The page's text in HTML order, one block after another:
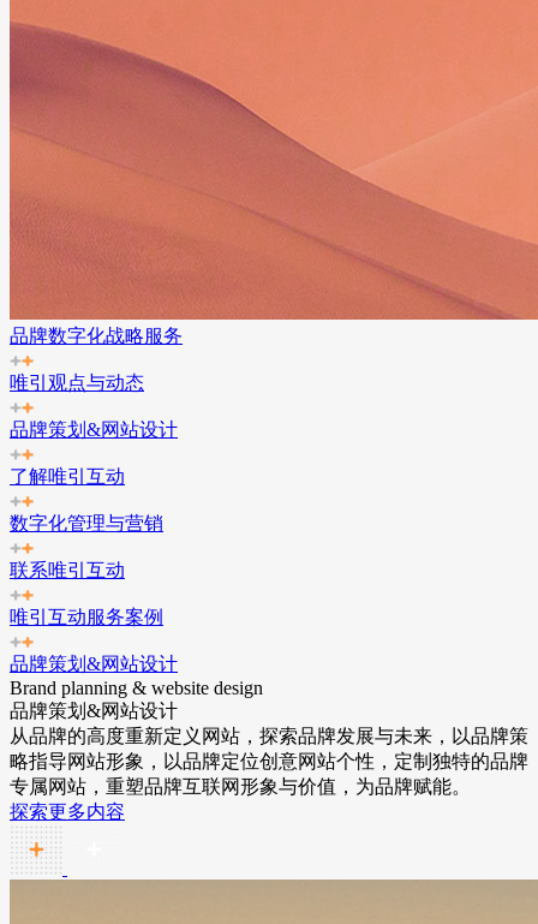
品牌数字化战略服务
唯引观点与动态
品牌策划&网站设计
了解唯引互动
数字化管理与营销
联系唯引互动
唯引互动服务案例
品牌策划&网站设计
Brand planning & website design
品牌策划&网站设计
从品牌的高度重新定义网站，探索品牌发展与未来，以品牌策
略指导网站形象，以品牌定位创意网站个性，定制独特的品牌
专属网站，重塑品牌互联网形象与价值，为品牌赋能。
探索更多内容